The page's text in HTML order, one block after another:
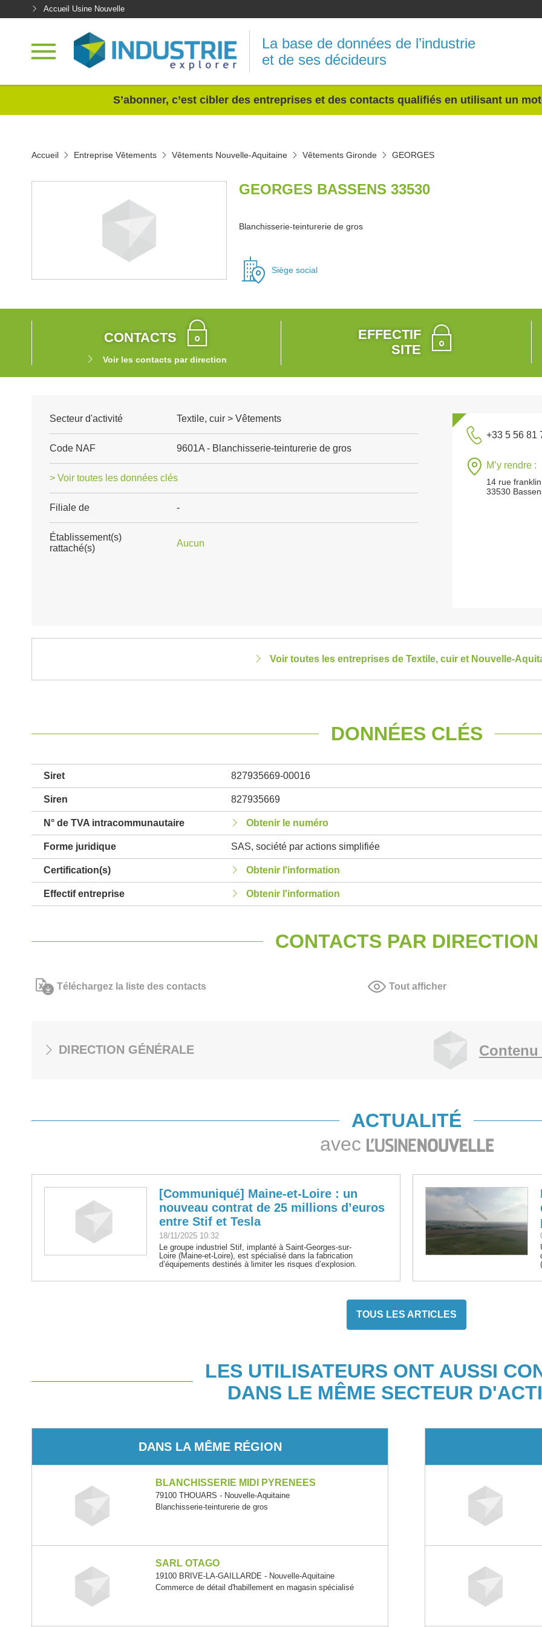
Accueil Usine Nouvelle
La base de données de l’industrie
et de ses décideurs
S’abonner, c’est cibler des entreprises et des contacts qualifiés en utilisant un
Accueil Entreprise Vêtements Vêtements Nouvelle-Aquitaine Vêtements Gironde GEORGES
GEORGES BASSENS 33530
Blanchisserie-teinturerie de gros
Siège social
CONTACTS
Voir les contacts par direction
EFFECTIF
SITE
Secteur d'activité Textile, cuir > Vêtements
Code NAF 9601A - Blanchisserie-teinturerie de gros
> Voir toutes les données clés
Filiale de -
Établissement(s)
rattaché(s)
Aucun
+33 5 56 81
M’y rendre :
14 rue franklin
33530
Voir toutes les entreprises de Textile, cuir et Nouvelle-
DONNÉES CLÉS
Siret 827935669-00016
Siren 827935669
N° de TVA intracommunautaire Obtenir le numéro
Forme juridique SAS, société par actions simplifiée
Certification(s) Obtenir l'information
Effectif entreprise Obtenir l'information
CONTACTS PAR DIRECTION
Téléchargez la liste des contacts Tout afficher
DIRECTION GÉNÉRALE
ACTUALITÉ
avec
[Communiqué] Maine-et-Loire : un
nouveau contrat de 25 millions d’euros
entre Stif et Tesla
18/11/2025 10:32
Le groupe industriel Stif, implanté à Saint-Georges-sur-
Loire (Maine-et-Loire), est spécialisé dans la fabrication
d’équipements destinés à limiter les risques d’explosion.
TOUS LES ARTICLES
LES UTILISATEURS ONT AUSSI
DANS LE MÊME SECTEUR
DANS LA MÊME RÉGION
BLANCHISSERIE MIDI PYRENEES
79100 THOUARS - Nouvelle-Aquitaine
Blanchisserie-teinturerie de gros
SARL OTAGO
19100 BRIVE-LA-GAILLARDE - Nouvelle-Aquitaine
Commerce de détail d'habillement en magasin spécialisé